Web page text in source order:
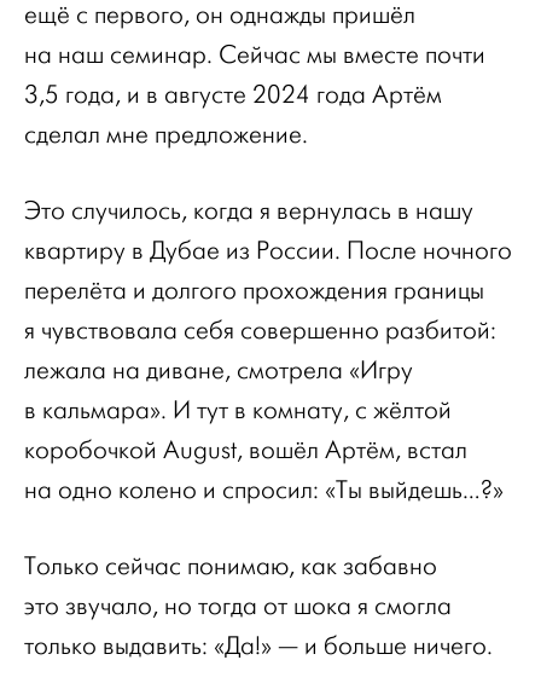
ещё с первого, он однажды пришёл
на наш семинар. Сейчас мы вместе почти
3,5 года, и в августе 2024 года Артём
сделал мне предложение.
Это случилось, когда я вернулась в нашу
квартиру в Дубае из России. После ночного
перелёта и долгого прохождения границы
я чувствовала себя совершенно разбитой:
лежала на диване, смотрела «Игру
в кальмара». И тут в комнату, с жёлтой
коробочкой August, вошёл Артём, встал
на одно колено и спросил: «Ты выйдешь…?»
Только сейчас понимаю, как забавно
это звучало, но тогда от шока я смогла
только выдавить: «Да!» — и больше ничего.